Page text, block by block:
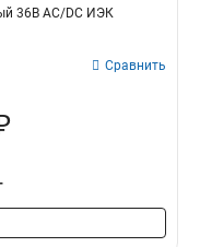
36В AC/DC ИЭК
Сравнить